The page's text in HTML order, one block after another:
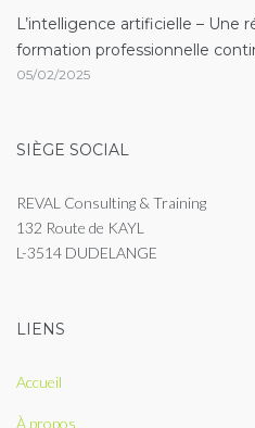
L’intelligence artificielle – Une
formation professionnelle
05/02/2025
SIÈGE SOCIAL
REVAL Consulting & Training
132 Route de KAYL
L-3514 DUDELANGE
LIENS
Accueil
À propos